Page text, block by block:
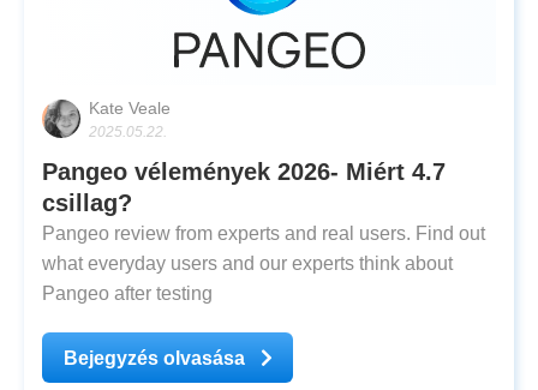
Kate Veale
2025.05.22.
Pangeo vélemények 2026- Miért 4.7
csillag?
Pangeo review from experts and real users. Find out
what everyday users and our experts think about
Pangeo after testing
Bejegyzés olvasása